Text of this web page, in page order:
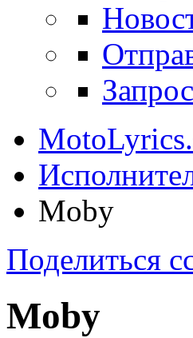
Moby
Поделиться
Moby